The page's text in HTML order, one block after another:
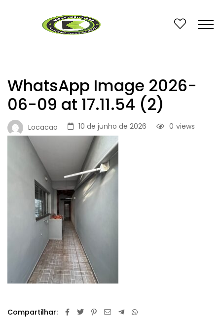
WhatsApp Image 2026-
06-09 at 17.11.54 (2)
Locacao 10 de junho de 2026 views
0
Compartilhar: